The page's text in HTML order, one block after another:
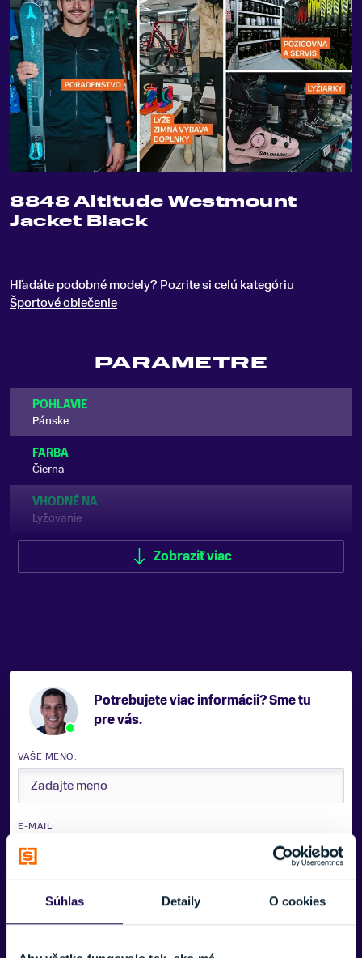
Súhlas Detaily O cookies
8848 Altitude Westmount
Jacket Black
Hľadáte podobné modely? Pozrite si celú kategóriu
Športové oblečenie
PARAMETRE
POHLAVIE
Pánske
FARBA
Čierna
VHODNÉ NA
Lyžovanie
Zobraziť viac
Potrebujete viac informácii? Sme tu
pre vás.
VAŠE MENO:
E-MAIL:
TELEFÓNNE ČÍSLO: